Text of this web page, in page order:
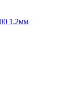
1.2мм